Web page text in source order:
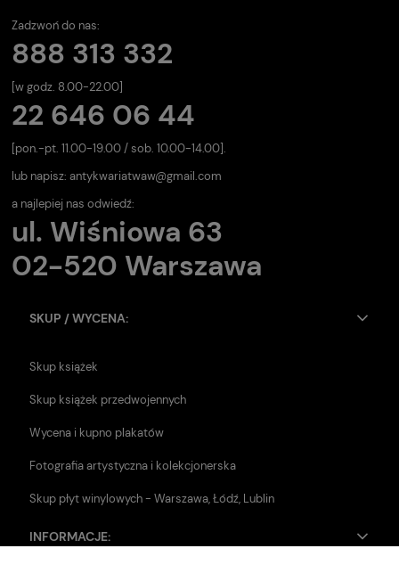
Zadzwoń do nas:
888 313 332
[w godz. 8.00-22.00]
22 646 06 44
[pon.-pt. 11.00-19.00 / sob. 10.00-14.00].
lub napisz: antykwariatwaw@gmail.com
a najlepiej nas odwiedź:
ul. Wiśniowa 63
02-520 Warszawa
SKUP / WYCENA:
Skup książek
Skup książek przedwojennych
Wycena i kupno plakatów
Fotografia artystyczna i kolekcjonerska
Skup płyt winylowych - Warszawa, Łódź, Lublin
INFORMACJE: